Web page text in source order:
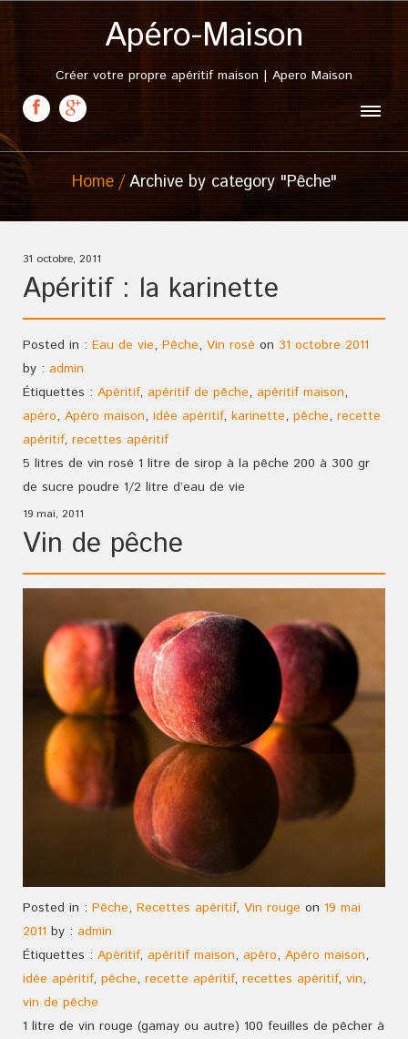
Apéro-Maison
Créer votre propre apéritif maison | Apero Maison
Home Archive by category "Pêche"
31 octobre, 2011
Apéritif : la karinette
Posted in : Eau de vie, Pêche, Vin rosé on 31 octobre 2011
by : admin
Étiquettes : Apéritif, apéritif de pêche, apéritif maison,
apéro, Apéro maison, idée apéritif, karinette, pêche, recette
apéritif, recettes apéritif
5 litres de vin rosé 1 litre de sirop à la pêche 200 à 300 gr
de sucre poudre 1/2 litre d’eau de vie
19 mai, 2011
Vin de pêche
Posted in : Pêche, Recettes apéritif, Vin rouge on 19 mai
2011 by : admin
Étiquettes : Apéritif, apéritif maison, apéro, Apéro maison,
idée apéritif, pêche, recette apéritif, recettes apéritif, vin,
vin de pêche
1 litre de vin rouge (gamay ou autre) 100 feuilles de pêcher à